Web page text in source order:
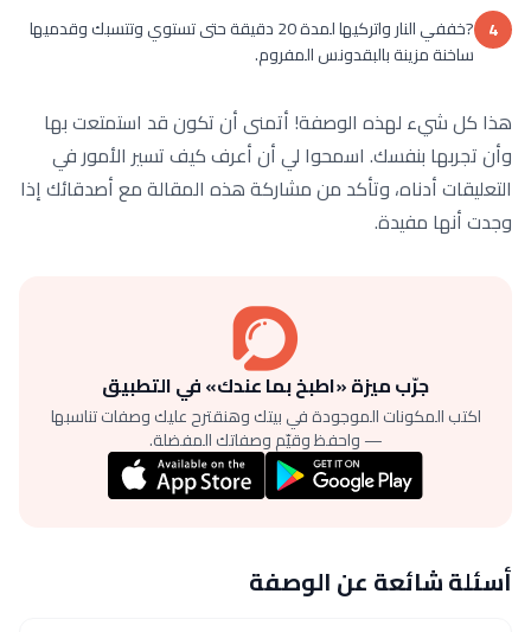
4
?خففي النار واتركيها لمدة 20 دقيقة حتى تستوي وتتسبك وقدميها
ساخنة مزينة بالبقدونس المفروم.
هذا كل شيء لهذه الوصفة! أتمنى أن تكون قد استمتعت بها
وأن تجربها بنفسك. اسمحوا لي أن أعرف كيف تسير الأمور في
التعليقات أدناه، وتأكد من مشاركة هذه المقالة مع أصدقائك إذا
وجدت أنها مفيدة.
جرّب ميزة «اطبخ بما عندك» في التطبيق
اكتب المكونات الموجودة في بيتك وهنقترح عليك وصفات تناسبها
— واحفظ وقيّم وصفاتك المفضلة.
أسئلة شائعة عن الوصفة